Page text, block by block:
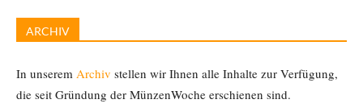
ARCHIV
In unserem Archiv stellen wir Ihnen alle Inhalte zur Verfügung,
die seit Gründung der MünzenWoche erschienen sind.